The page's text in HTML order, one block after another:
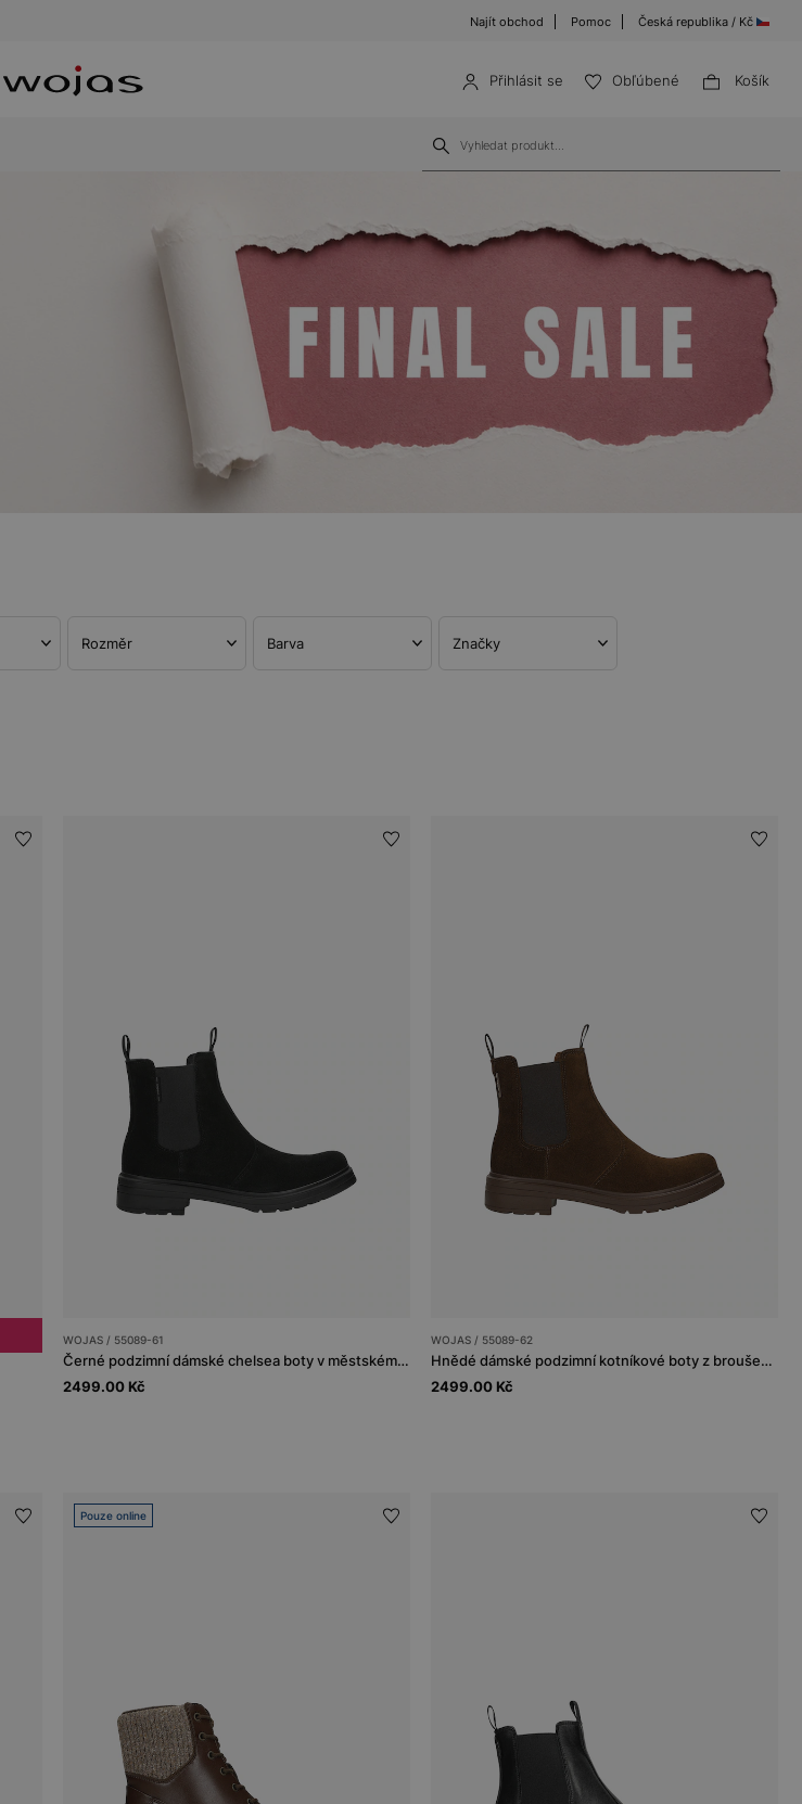
Najít obchod Pomoc Česká republika / Kč
Přihlásit se Obľúbené Košík
Rozměr Barva Značky
WOJAS / 55089-61
Černé podzimní dámské chelsea boty v městském stylu
2499.00 Kč
WOJAS / 55089-62
Hnědé dámské podzimní kotníkové boty z broušené kůže
2499.00 Kč
Pouze online